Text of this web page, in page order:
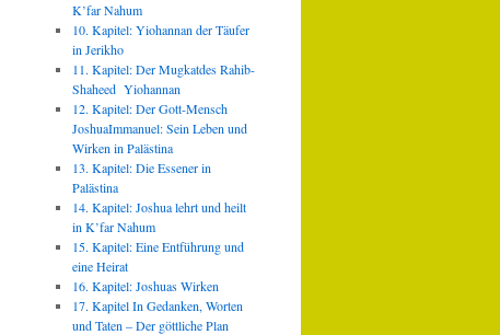
K’far Nahum
10. Kapitel: Yiohannan der Täufer
in Jerikho
11. Kapitel: Der Mugkatdes Rahib-
Shaheed Yiohannan
12. Kapitel: Der Gott-Mensch
JoshuaImmanuel: Sein Leben und
Wirken in Palästina
13. Kapitel: Die Essener in
Palästina
14. Kapitel: Joshua lehrt und heilt
in K’far Nahum
15. Kapitel: Eine Entführung und
eine Heirat
16. Kapitel: Joshuas Wirken
17. Kapitel In Gedanken, Worten
und Taten – Der göttliche Plan